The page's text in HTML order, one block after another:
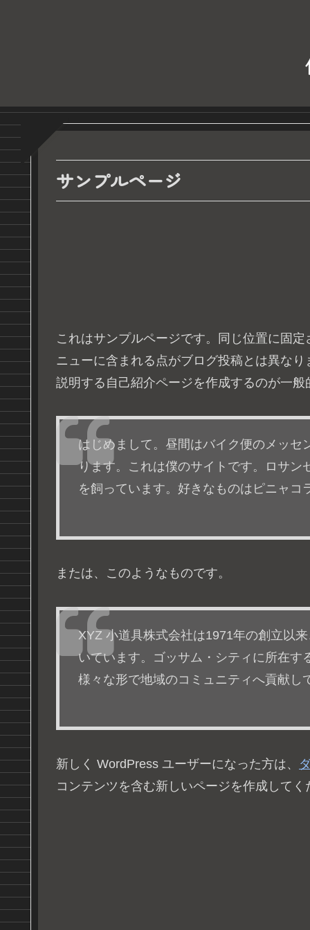
サンプルページ
これはサンプルページです。同じ位置に固
ニューに含まれる点がブログ投稿とは異な
説明する自己紹介ページを作成するのが一
はじめまして。昼間はバイク便のメッ
ります。これは僕のサイトです。ロサ
を飼っています。好きなものはピニャ
または、このようなものです。
XYZ 小道具株式会社は1971年の創立以
いています。ゴッサム・シティに所在
様々な形で地域のコミュニティへ貢献し
新しく WordPress ユーザーになった方は、
コンテンツを含む新しいページを作成して